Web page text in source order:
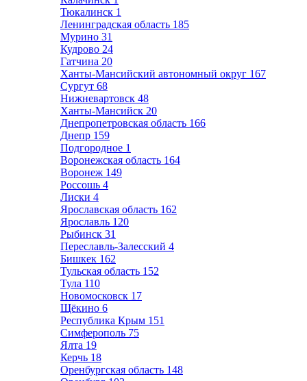
Тюкалинск 1
Ленинградская область 185
Мурино 31
Кудрово 24
Гатчина 20
Ханты-Мансийский автономный округ 167
Сургут 68
Нижневартовск 48
Ханты-Мансийск 20
Днепропетровская область 166
Днепр 159
Подгородное 1
Воронежская область 164
Воронеж 149
Россошь 4
Лиски 4
Ярославская область 162
Ярославль 120
Рыбинск 31
Переславль-Залесский 4
Бишкек 162
Тульская область 152
Тула 110
Новомосковск 17
Щёкино 6
Республика Крым 151
Симферополь 75
Ялта 19
Керчь 18
Оренбургская область 148